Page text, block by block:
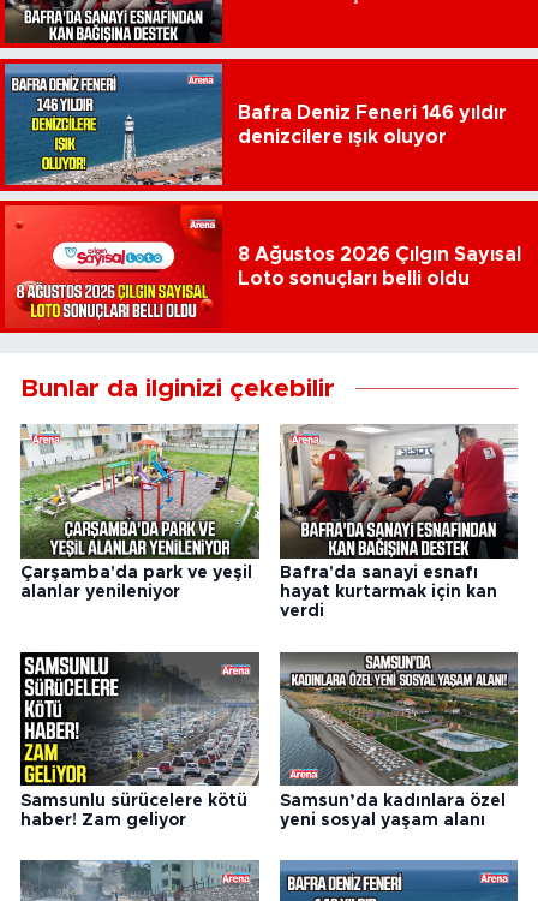
Bafra Deniz Feneri 146 yıldır
denizcilere ışık oluyor
8 Ağustos 2026 Çılgın Sayısal
Loto sonuçları belli oldu
Bunlar da ilginizi çekebilir
Çarşamba'da park ve yeşil
alanlar yenileniyor
Bafra'da sanayi esnafı
hayat kurtarmak için kan
verdi
Samsunlu sürücelere kötü
haber! Zam geliyor
Samsun’da kadınlara özel
yeni sosyal yaşam alanı